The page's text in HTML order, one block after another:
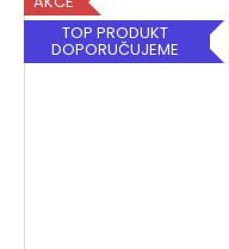
Platí pouze
TOP PRODUKT
DOPORUČUJEME